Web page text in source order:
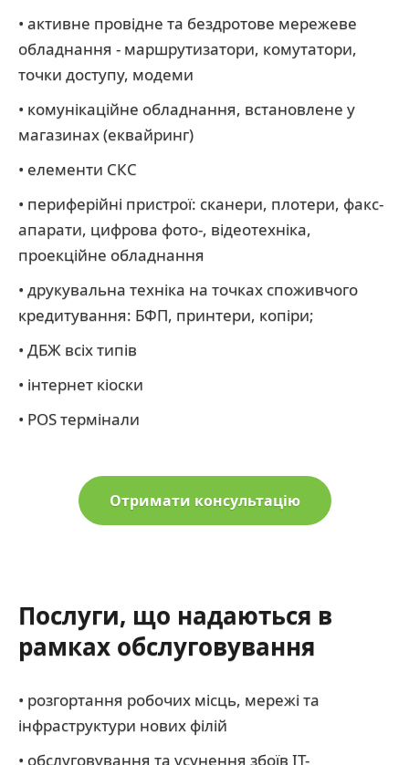
• активне провідне та бездротове мережеве
обладнання - маршрутизатори, комутатори,
точки доступу, модеми
• комунікаційне обладнання, встановлене у
магазинах (еквайринг)
• елементи СКС
• периферійні пристрої: сканери, плотери, факс-
апарати, цифрова фото-, відеотехніка,
проекційне обладнання
• друкувальна техніка на точках споживчого
кредитування: БФП, принтери, копіри;
• ДБЖ всіх типів
• інтернет кіоски
• POS термінали
Отримати консультацію
Послуги, що надаються в
рамках обслуговування
• розгортання робочих місць, мережі та
інфраструктури нових філій
• обслуговування та усунення збоїв ІТ-